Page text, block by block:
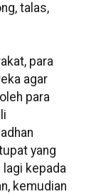
talas,
para
agar
para
yang
kepada
kemudian